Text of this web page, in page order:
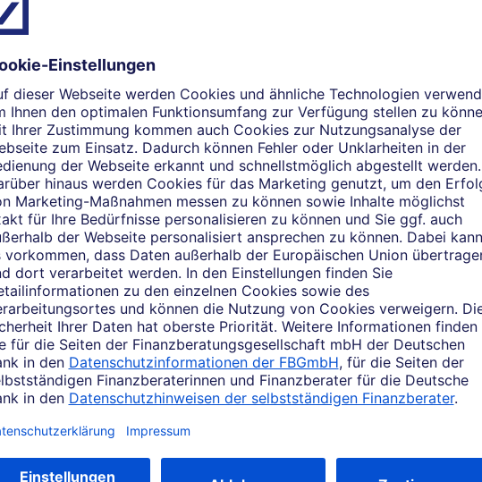
der Bewertungsplattform WhoFinance abgegebene
Nutzung des Services bitte zunächst zu. Per Klick gelangen Sie zu
auf "Auswahl speichern".
Inhalt freischalten
Welches Thema beschäftigt Sie?
Interessantes